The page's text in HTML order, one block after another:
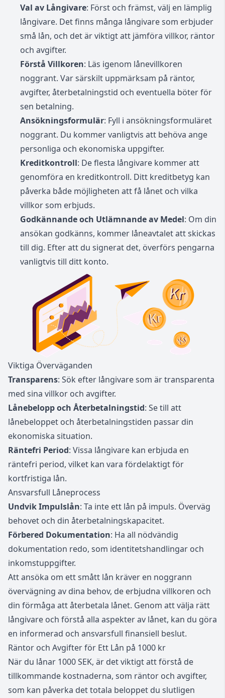
Val av Långivare: Först och främst, välj en lämplig
långivare. Det finns många långivare som erbjuder
små lån, och det är viktigt att jämföra villkor, räntor
och avgifter.
Förstå Villkoren: Läs igenom lånevillkoren
noggrant. Var särskilt uppmärksam på räntor,
avgifter, återbetalningstid och eventuella böter för
sen betalning.
Ansökningsformulär: Fyll i ansökningsformuläret
noggrant. Du kommer vanligtvis att behöva ange
personliga och ekonomiska uppgifter.
Kreditkontroll: De flesta långivare kommer att
genomföra en kreditkontroll. Ditt kreditbetyg kan
påverka både möjligheten att få lånet och vilka
villkor som erbjuds.
Godkännande och Utlämnande av Medel: Om din
ansökan godkänns, kommer låneavtalet att skickas
till dig. Efter att du signerat det, överförs pengarna
vanligtvis till ditt konto.
Viktiga Överväganden
Transparens: Sök efter långivare som är transparenta
med sina villkor och avgifter.
Lånebelopp och Återbetalningstid: Se till att
lånebeloppet och återbetalningstiden passar din
ekonomiska situation.
Räntefri Period: Vissa långivare kan erbjuda en
räntefri period, vilket kan vara fördelaktigt för
kortfristiga lån.
Ansvarsfull Låneprocess
Undvik Impulslån: Ta inte ett lån på impuls. Överväg
behovet och din återbetalningskapacitet.
Förbered Dokumentation: Ha all nödvändig
dokumentation redo, som identitetshandlingar och
inkomstuppgifter.
Att ansöka om ett smått lån kräver en noggrann
övervägning av dina behov, de erbjudna villkoren och
din förmåga att återbetala lånet. Genom att välja rätt
långivare och förstå alla aspekter av lånet, kan du göra
en informerad och ansvarsfull finansiell beslut.
Räntor och Avgifter för Ett Lån på 1000 kr
När du lånar 1000 SEK, är det viktigt att förstå de
tillkommande kostnaderna, som räntor och avgifter,
som kan påverka det totala beloppet du slutligen